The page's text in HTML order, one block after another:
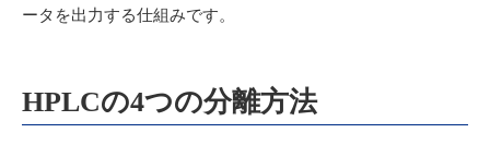
ータを出力する仕組みです。
HPLCの4つの分離方法